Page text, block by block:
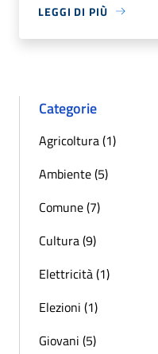
LEGGI DI PIÙ
Categorie
Agricoltura (1)
Ambiente (5)
Comune (7)
Cultura (9)
Elettricità (1)
Elezioni (1)
Giovani (5)